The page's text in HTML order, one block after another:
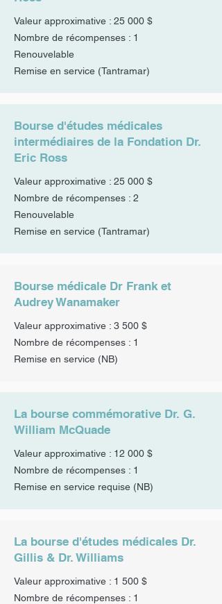
Valeur approximative : 25 000 $
Nombre de récompenses : 1
Renouvelable
Remise en service (Tantramar)
Bourse d'études médicales
intermédiaires de la Fondation Dr.
Eric Ross
Valeur approximative : 25 000 $
Nombre de récompenses : 2
Renouvelable
Remise en service (Tantramar)
Bourse médicale Dr Frank et
Audrey Wanamaker
Valeur approximative : 3 500 $
Nombre de récompenses : 1
Remise en service (NB)
La bourse commémorative Dr. G.
William McQuade
Valeur approximative : 12 000 $
Nombre de récompenses : 1
Remise en service requise (NB)
La bourse d'études médicales Dr.
Gillis & Dr. Williams
Valeur approximative : 1 500 $
Nombre de récompenses : 1